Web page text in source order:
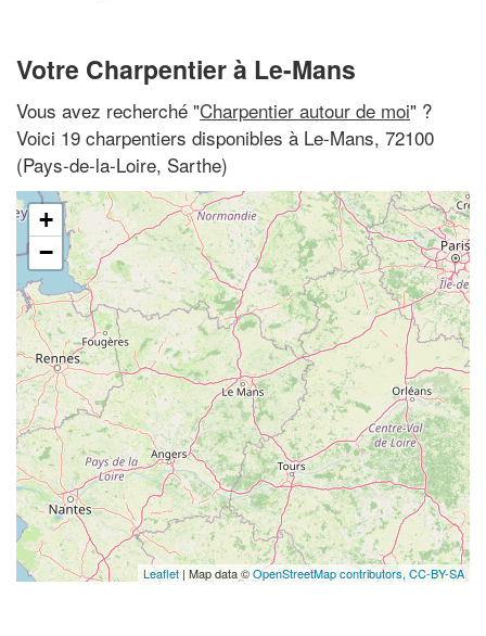
Votre Charpentier à Le-Mans
Vous avez recherché "Charpentier autour de moi" ?
Voici 19 charpentiers disponibles à Le-Mans, 72100
(Pays-de-la-Loire, Sarthe)
+
−
Leaflet | Map data ©OpenStreetMap contributors, CC-BY-SA